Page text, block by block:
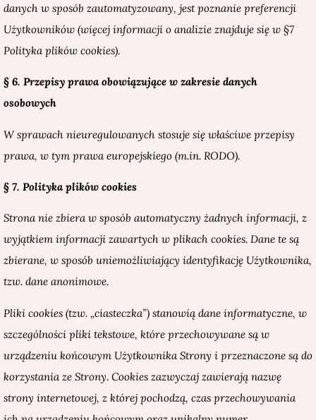
danych w sposób zautomatyzowany, jest poznanie preferencji
Użytkowników (więcej informacji o analizie znajduje się w §7
Polityka plików cookies).
§ 6. Przepisy prawa obowiązujące w zakresie danych
osobowych
W sprawach nieuregulowanych stosuje się właściwe przepisy
prawa, w tym prawa europejskiego (m.in. RODO).
§ 7. Polityka plików cookies
Strona nie zbiera w sposób automatyczny żadnych informacji, z
wyjątkiem informacji zawartych w plikach cookies. Dane te są
zbierane, w sposób uniemożliwiający identyfikację Użytkownika,
tzw. dane anonimowe.
Pliki cookies (tzw. „ciasteczka”) stanowią dane informatyczne, w
szczególności pliki tekstowe, które przechowywane są w
urządzeniu końcowym Użytkownika Strony i przeznaczone są do
korzystania ze Strony. Cookies zazwyczaj zawierają nazwę
strony internetowej, z której pochodzą, czas przechowywania